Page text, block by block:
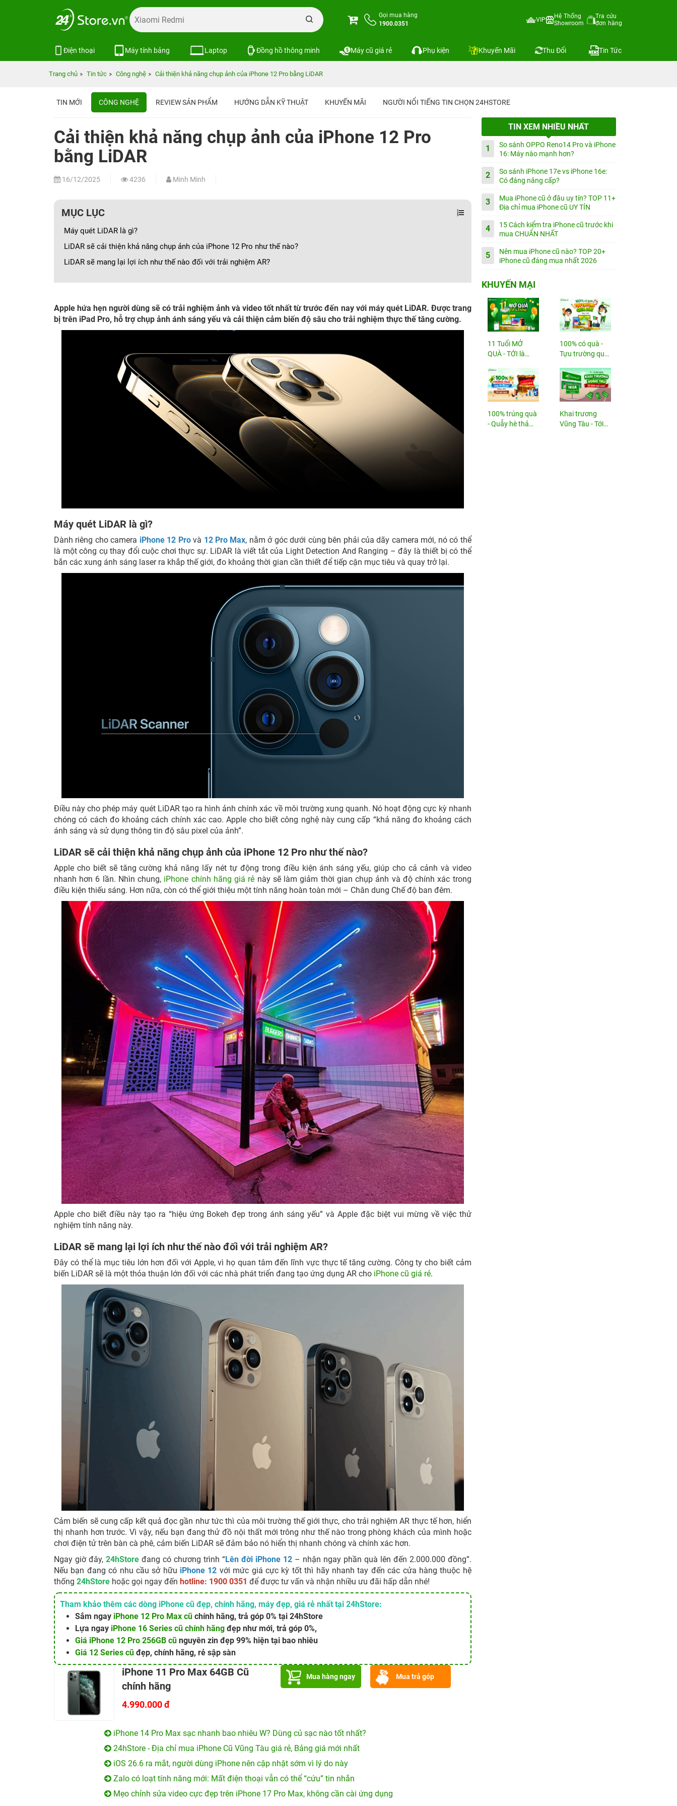
Gọi mua hàng
1900.0351
VIP
Hệ Thống
Showroom
Tra cứu
đơn hàng
Điện thoại Máy tính bảng Laptop Đồng hồ thông minh Máy cũ giá rẻ Phụ kiện Khuyến Mãi Thu Đổi Tin Tức
Trang chủ Tin tức Công nghệ Cải thiện khả năng chụp ảnh của iPhone 12 Pro bằng LiDAR
TIN MỚI CÔNG NGHỆ REVIEW SẢN PHẨM HƯỚNG DẪN KỸ THUẬT KHUYẾN MÃI NGƯỜI NỔI TIẾNG TIN CHỌN 24HSTORE
Cải thiện khả năng chụp ảnh của iPhone 12 Pro
bằng LiDAR
16/12/2025 4236 Minh Minh
MỤC LỤC
Máy quét LiDAR là gì?
LiDAR sẽ cải thiện khả năng chụp ảnh của iPhone 12 Pro như thế nào?
LiDAR sẽ mang lại lợi ích như thế nào đối với trải nghiệm AR?
Apple hứa hẹn người dùng sẽ có trải nghiệm ảnh và video tốt nhất từ trước đến nay với máy quét LiDAR. Được trang
bị trên iPad Pro, hỗ trợ chụp ảnh ánh sáng yếu và cải thiện cảm biến độ sâu cho trải nghiệm thực thế tăng cường.
Máy quét LiDAR là gì?
Dành riêng cho camera iPhone 12 Provà 12 Pro Max, nằm ở góc dưới cùng bên phải của dãy camera mới, nó có thể
là một công cụ thay đổi cuộc chơi thực sự. LiDAR là viết tắt của Light Detection And Ranging – đây là thiết bị có thể
bắn các xung ánh sáng laser ra khắp thế giới, đo khoảng thời gian cần thiết để tiếp cận mục tiêu và quay trở lại.
Điều này cho phép máy quét LiDAR tạo ra hình ảnh chính xác về môi trường xung quanh. Nó hoạt động cực kỳ nhanh
chóng có cách đo khoảng cách chính xác cao. Apple cho biết công nghệ này cung cấp “khả năng đo khoảng cách
ánh sáng và sử dụng thông tin độ sâu pixel của ảnh”.
LiDAR sẽ cải thiện khả năng chụp ảnh của iPhone 12 Pro như thế nào?
Apple cho biết sẽ tăng cường khả năng lấy nét tự động trong điều kiện ánh sáng yếu, giúp cho cả cảnh và video
nhanh hơn 6 lần. Nhìn chung, iPhone chính hãng giá rẻ này sẽ làm giảm thời gian chụp ảnh và độ chính xác trong
điều kiện thiếu sáng. Hơn nữa, còn có thể giới thiệu một tính năng hoàn toàn mới – Chân dung Chế độ ban đêm.
Apple cho biết điều này tạo ra “hiệu ứng Bokeh đẹp trong ánh sáng yếu” và Apple đặc biệt vui mừng về việc thử
nghiệm tính năng này.
LiDAR sẽ mang lại lợi ích như thế nào đối với trải nghiệm AR?
Đây có thể là mục tiêu lớn hơn đối với Apple, vì họ quan tâm đến lĩnh vực thực tế tăng cường. Công ty cho biết cảm
biến LiDAR sẽ là một thỏa thuận lớn đối với các nhà phát triển đang tạo ứng dụng AR cho iPhone cũ giá rẻ.
Cảm biến sẽ cung cấp kết quả đọc gần như tức thì của môi trường thế giới thực, cho trải nghiệm AR thực tế hơn, hiển
thị nhanh hơn trước. Vì vậy, nếu bạn đang thử đồ nội thất mới trông như thế nào trong phòng khách của mình hoặc
chơi điện tử trên bàn cà phê, cảm biến LiDAR sẽ đảm bảo nó hiển thị nhanh chóng và chính xác hơn.
Ngay giờ đây, 24hStore đang có chương trình “Lên đời iPhone 12– nhận ngay phần quà lên đến 2.000.000 đồng”.
Nếu bạn đang có nhu cầu sở hữu iPhone 12 với mức giá cực kỳ tốt thì hãy nhanh tay đến các cửa hàng thuộc hệ
thống 24hStore hoặc gọi ngay đến hotline: 1900 0351 để được tư vấn và nhận nhiều ưu đãi hấp dẫn nhé!
Tham khảo thêm các dòng iPhone cũ đẹp, chính hãng, máy đẹp, giá rẻ nhất tại 24hStore:
Sắm ngay iPhone 12 Pro Max cũ chính hãng, trả góp 0% tại 24hStore
Lựa ngay iPhone 16 Series cũ chính hãng đẹp như mới, trả góp 0%,
Giá iPhone 12 Pro 256GB cũ nguyên zin đẹp 99% hiện tại bao nhiêu
Giá 12 Series cũ đẹp, chính hãng, rẻ sập sàn
iPhone 11 Pro Max 64GB Cũ
chính hãng
4.990.000 đ
Mua hàng ngay Mua trả góp
iPhone 14 Pro Max sạc nhanh bao nhiêu W? Dùng củ sạc nào tốt nhất?
24hStore - Địa chỉ mua iPhone Cũ Vũng Tàu giá rẻ, Bảng giá mới nhất
iOS 26.6 ra mắt, người dùng iPhone nên cập nhật sớm vì lý do này
Zalo có loạt tính năng mới: Mất điện thoại vẫn có thể “cứu” tin nhắn
Mẹo chỉnh sửa video cực đẹp trên iPhone 17 Pro Max, không cần cài ứng dụng
TIN XEM NHIỀU NHẤT
1
So sánh OPPO Reno14 Pro và iPhone
16: Máy nào mạnh hơn?
2
So sánh iPhone 17e vs iPhone 16e:
Có đáng nâng cấp?
3
Mua iPhone cũ ở đâu uy tín? TOP 11+
Địa chỉ mua iPhone cũ UY TÍN
4
15 Cách kiểm tra iPhone cũ trước khi
mua CHUẨN NHẤT
5
Nên mua iPhone cũ nào? TOP 20+
iPhone cũ đáng mua nhất 2026
KHUYẾN MẠI
11 Tuổi MỞ
QUÀ - TỚI là
100% có quà -
Tựu trường quá
100% trúng quà
- Quẫy hè thả
Khai trương
Vũng Tàu - Tới